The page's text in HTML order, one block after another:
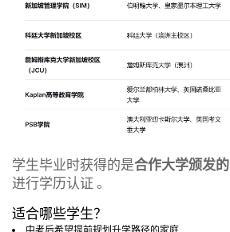
学生毕业时获得的是合作大学颁发
进行学历认证 。
适合哪些学生？